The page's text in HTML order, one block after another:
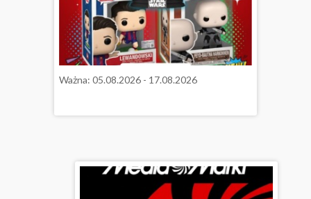
Ważna: 05.08.2026 - 17.08.2026